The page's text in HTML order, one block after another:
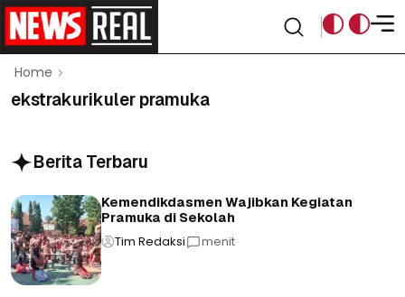
Home
ekstrakurikuler pramuka
Berita Terbaru
Kemendikdasmen Wajibkan Kegiatan
Pramuka di Sekolah
Tim Redaksi menit